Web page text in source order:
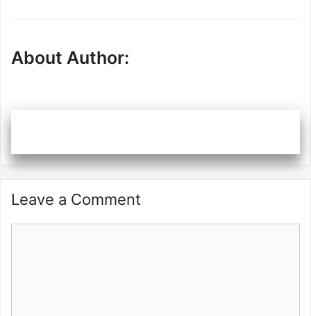
About Author:
Leave a Comment